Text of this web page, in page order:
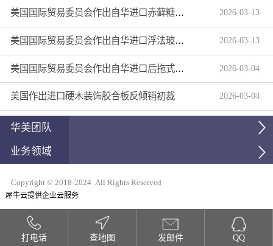
美国国际贸易委员会作出自华进口赤藓糖醇双反产业损害终裁 2026-03-13
美国国际贸易委员会作出自华进口浮法玻璃制品双反产业损害终裁 2026-03-13
美国国际贸易委员会作出自华进口后拖式草地维护设备及相关零部件第三次反倾销日落复审产业损害终裁 2026-03-04
美国作出进口硬木装饰胶合板反倾销初裁 2026-03-04
华美团队
业务领域
Copyright © 2018-2024 .All Rights Reserved
犀牛云提供企业云服务
打电话 查地图 发邮件 QQ